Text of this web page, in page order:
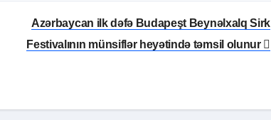
Azərbaycan ilk dəfə Budapeşt Beynəlxalq Sirk
Festivalının münsiflər heyətində təmsil olunur